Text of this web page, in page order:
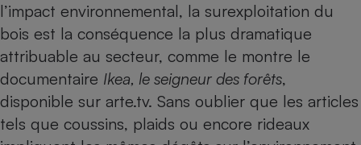
l’impact environnemental, la surexploitation du
bois est la conséquence la plus dramatique
attribuable au secteur, comme le montre le
documentaire Ikea, le seigneur des forêts,
disponible sur arte.tv. Sans oublier que les articles
tels que coussins, plaids ou encore rideaux